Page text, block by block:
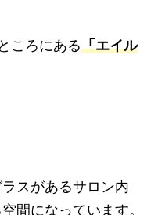
ころにある「エイル
スがあるサロン内
間になっています。